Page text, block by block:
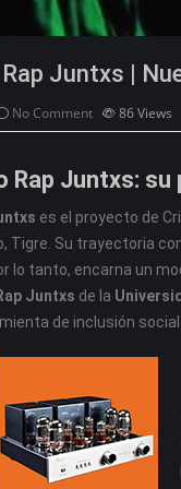
Juntxs |
No Comment 86Views
Rap Juntxs:
es el proyecto de
Tigre. Su trayectoria
lo tanto, encarna un
Juntxs de la
de inclusión